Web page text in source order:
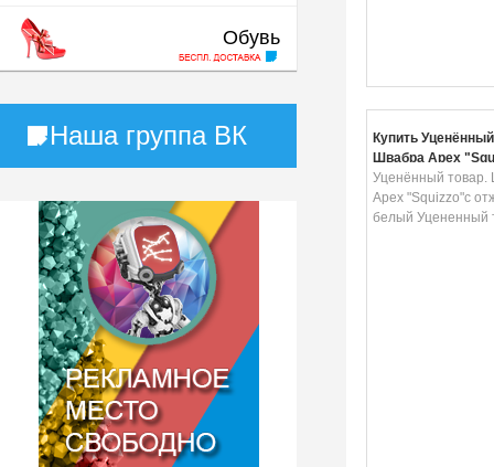
Обувь
Наша группа ВК
Купить
Швабра Apex
отжимом, цвет:
Уцененный товар
Уценённый товар.
Apex "Squizzo"с
белый Уцененный